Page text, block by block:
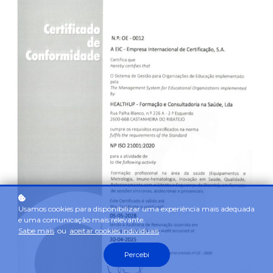
Usamos cookies para disponibilizar uma experiência mais adequada
e uma comunicação mais relevante.
Sabe mais ou aceitar cookies individuais .
Percebi